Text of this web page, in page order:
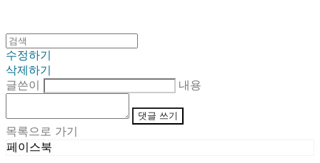
수정하기
삭제하기
글쓴이
내용
댓글 쓰기
목록으로 가기
페이스북